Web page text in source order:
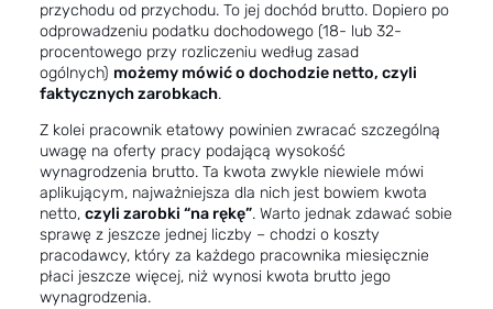
przychodu od przychodu. To jej dochód brutto. Dopiero po
odprowadzeniu podatku dochodowego (18- lub 32-
procentowego przy rozliczeniu według zasad
ogólnych) możemy mówić o dochodzie netto, czyli
faktycznych zarobkach.
Z kolei pracownik etatowy powinien zwracać szczególną
uwagę na oferty pracy podającą wysokość
wynagrodzenia brutto. Ta kwota zwykle niewiele mówi
aplikującym, najważniejsza dla nich jest bowiem kwota
netto, czyli zarobki “na rękę”. Warto jednak zdawać sobie
sprawę z jeszcze jednej liczby – chodzi o koszty
pracodawcy, który za każdego pracownika miesięcznie
płaci jeszcze więcej, niż wynosi kwota brutto jego
wynagrodzenia.